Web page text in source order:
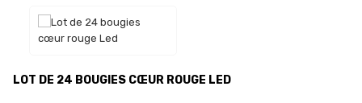
LOT DE 24 BOUGIES CŒUR ROUGE LED